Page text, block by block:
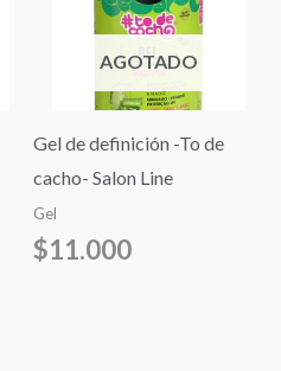
AGOTADO
Gel de definición -To de
cacho- Salon Line
Gel
$11.000